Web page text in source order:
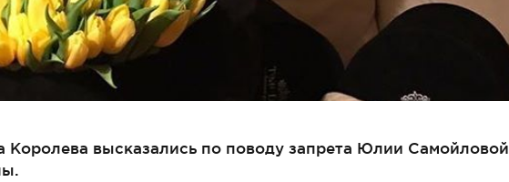
Королева высказались по поводу запрета Юлии Самойловой